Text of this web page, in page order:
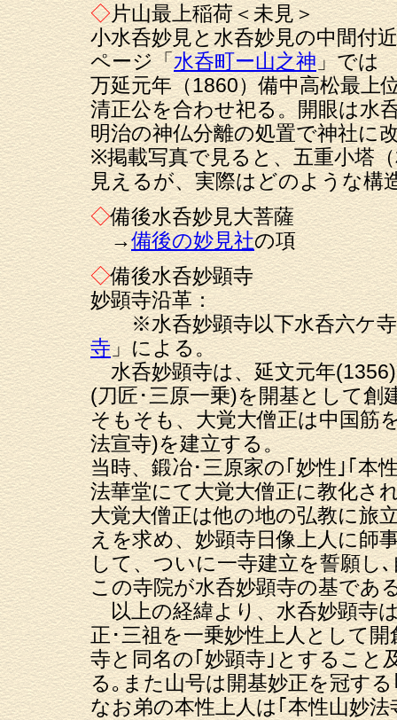
◇片山最上稲荷＜未見＞
小水呑妙見と水呑妙見の中間付
ページ「水呑町ー山之神」では
万延元年（1860）備中高松最上
清正公を合わせ祀る。開眼は水
明治の神仏分離の処置で神社に
※掲載写真で見ると、五重小塔
見えるが、実際はどのような構
◇備後水呑妙見大菩薩
→備後の妙見社の項
◇備後水呑妙顕寺
妙顕寺沿革：
※水呑妙顕寺以下水呑六ケ寺
寺」による。
水呑妙顕寺は、延文元年(1356)
(刀匠･三原一乗)を開基として創
そもそも、大覚大僧正は中国筋
法宣寺)を建立する。
当時、鍛冶･三原家の｢妙性｣｢本
法華堂にて大覚大僧正に教化さ
大覚大僧正は他の地の弘教に旅
えを求め、妙顕寺日像上人に師
して、ついに一寺建立を誓願し
この寺院が水呑妙顕寺の基であ
以上の経緯より、水呑妙顕寺
正･三祖を一乗妙性上人として
寺と同名の｢妙顕寺｣とすること
る｡また山号は開基妙正を冠す
なお弟の本性上人は｢本性山妙